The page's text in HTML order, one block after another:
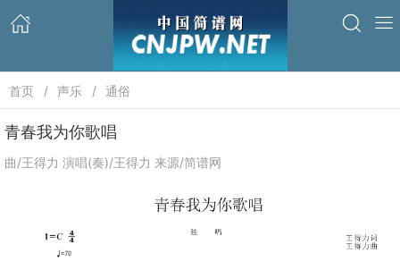
首页 声乐 通俗
青春我为你歌唱
曲/王得力 演唱(奏)/王得力 来源/简谱网